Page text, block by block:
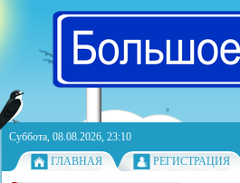
Суббота, 08.08.2026, 23:10
ГЛАВНАЯ
РЕГИСТРАЦИЯ